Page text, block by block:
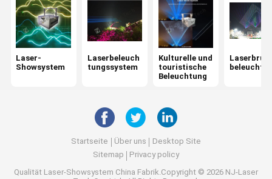
Laser-
Showsystem
Laserbeleuch
tungssystem
Kulturelle und
touristische
Beleuchtung
Startseite Über uns
Desktop Site
Sitemap
Privacy policy
Qualität Laser-Showsystem China Fabrik.Copyright © 2026 NJ-Laser